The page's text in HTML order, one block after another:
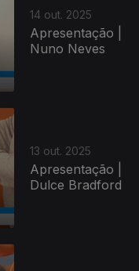
14 out. 2025
Apresentação |
Nuno Neves
13 out. 2025
Apresentação |
Dulce Bradford